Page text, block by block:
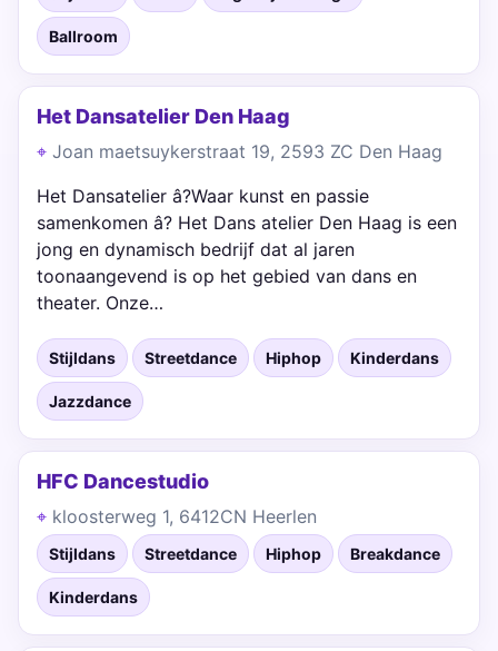
Ballroom
Het Dansatelier Den Haag
Joan maetsuykerstraat 19, 2593 ZC Den Haag
Het Dansatelier â?Waar kunst en passie
samenkomen â? Het Dans atelier Den Haag is een
jong en dynamisch bedrijf dat al jaren
toonaangevend is op het gebied van dans en
theater. Onze…
Stijldans Streetdance Hiphop Kinderdans
Jazzdance
HFC Dancestudio
kloosterweg 1, 6412CN Heerlen
Stijldans Streetdance Hiphop Breakdance
Kinderdans